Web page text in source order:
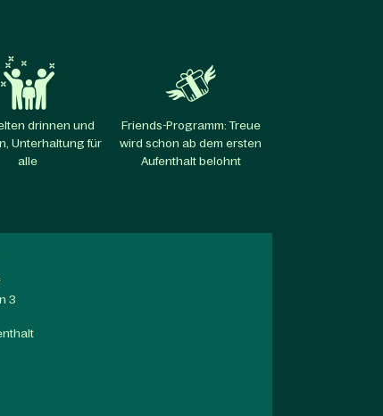
drinnen und
Unterhaltung für
alle​
Friends-Programm: Treue
wird schon ab dem ersten
Aufenthalt belohnt​
3